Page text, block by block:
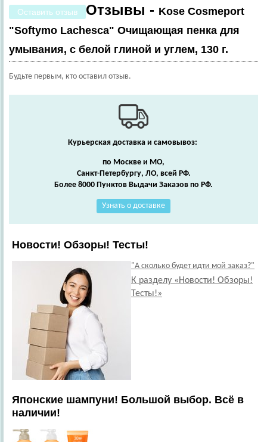
Оставить отзыв Отзывы - Kose Cosmeport
"Softymo Lachesca" Очищающая пенка для
умывания, с белой глиной и углем, 130 г.
Будьте первым, кто оставил отзыв.
Курьерская доставка и самовывоз:
по Москве и МО,
Санкт-Петербургу, ЛО, всей РФ.
Более 8000 Пунктов Выдачи Заказов по РФ.
Узнать о доставке
Новости! Обзоры! Тесты!
"А сколько будет идти мой заказ?"
К разделу «Новости! Обзоры!
Тесты!»
Японские шампуни! Большой выбор. Всё в
наличии!